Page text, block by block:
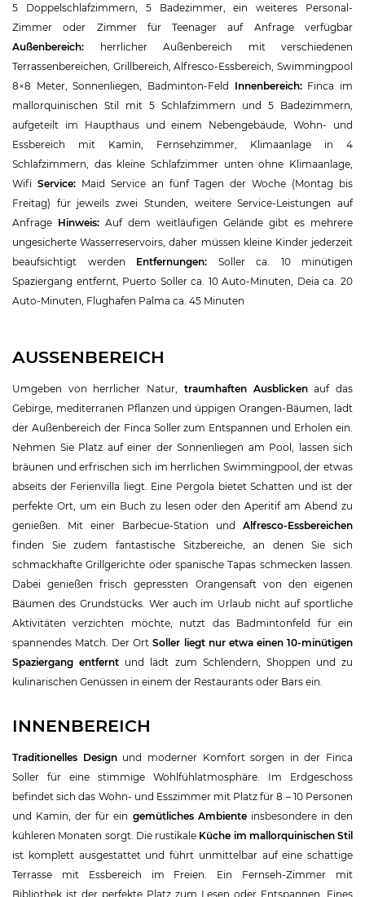
5 Doppelschlafzimmern, 5 Badezimmer, ein weiteres Personal-
Zimmer oder Zimmer für Teenager auf Anfrage verfügbar
Außenbereich: herrlicher Außenbereich mit verschiedenen
Terrassenbereichen, Grillbereich, Alfresco-Essbereich, Swimmingpool
8×8 Meter, Sonnenliegen, Badminton-Feld Innenbereich:Finca im
mallorquinischen Stil mit 5 Schlafzimmern und 5 Badezimmern,
aufgeteilt im Haupthaus und einem Nebengebäude, Wohn- und
Essbereich mit Kamin, Fernsehzimmer, Klimaanlage in 4
Schlafzimmern, das kleine Schlafzimmer unten ohne Klimaanlage,
Wifi Service:Maid Service an fünf Tagen der Woche (Montag bis
Freitag) für jeweils zwei Stunden, weitere Service-Leistungen auf
Anfrage Hinweis: Auf dem weitläufigen Gelände gibt es mehrere
ungesicherte Wasserreservoirs, daher müssen kleine Kinder jederzeit
beaufsichtigt werden Entfernungen: Soller ca. 10 minütigen
Spaziergang entfernt, Puerto Soller ca. 10 Auto-Minuten, Deia ca. 20
Auto-Minuten, Flughafen Palma ca. 45 Minuten
AUSSENBEREICH
Umgeben von herrlicher Natur, traumhaften Ausblickenauf das
Gebirge, mediterranen Pflanzen und üppigen Orangen-Bäumen, lädt
der Außenbereich der Finca Soller zum Entspannen und Erholen ein.
Nehmen Sie Platz auf einer der Sonnenliegen am Pool, lassen sich
bräunen und erfrischen sich im herrlichen Swimmingpool, der etwas
abseits der Ferienvilla liegt. Eine Pergola bietet Schatten und ist der
perfekte Ort, um ein Buch zu lesen oder den Aperitif am Abend zu
genießen. Mit einer Barbecue-Station und Alfresco-Essbereichen
finden Sie zudem fantastische Sitzbereiche, an denen Sie sich
schmackhafte Grillgerichte oder spanische Tapas schmecken lassen.
Dabei genießen frisch gepressten Orangensaft von den eigenen
Bäumen des Grundstücks. Wer auch im Urlaub nicht auf sportliche
Aktivitäten verzichten möchte, nutzt das Badmintonfeld für ein
spannendes Match. Der OrtSoller liegt nur etwa einen 10-minütigen
Spaziergang entfernt und lädt zum Schlendern, Shoppen und zu
kulinarischen Genüssen in einem der Restaurants oder Bars ein.
INNENBEREICH
Traditionelles Designund moderner Komfort sorgen in der Finca
Soller für eine stimmige Wohlfühlatmosphäre. Im Erdgeschoss
befindet sich das Wohn- und Esszimmer mit Platz für 8 – 10 Personen
und Kamin, der für ein gemütliches Ambienteinsbesondere in den
kühleren Monaten sorgt. Die rustikale Küche im mallorquinischen Stil
ist komplett ausgestattet und führt unmittelbar auf eine schattige
Terrasse mit Essbereich im Freien. Ein Fernseh-Zimmer mit
Bibliothek ist der perfekte Platz zum Lesen oder Entspannen. Eines